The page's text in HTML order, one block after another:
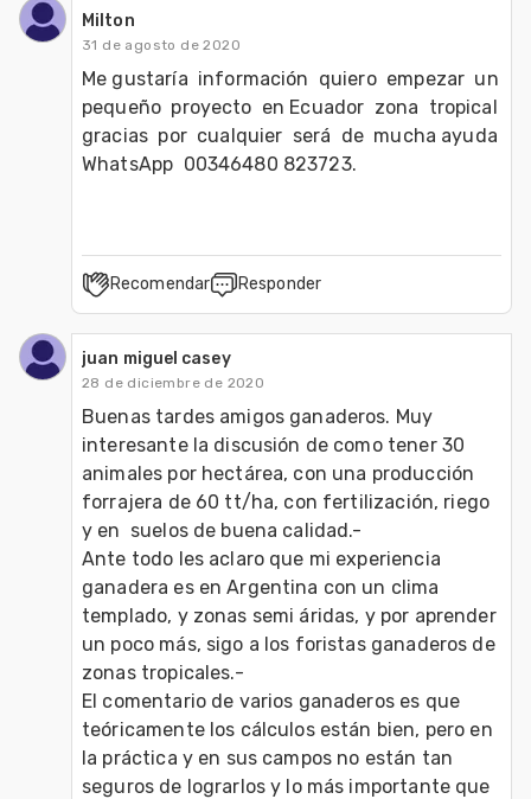
Milton
31 de agosto de 2020
Me gustaría  información  quiero  empezar  un
pequeño  proyecto  en Ecuador  zona  tropical
gracias  por  cualquier  será  de  mucha ayuda
WhatsApp  00346480 823723.
Recomendar Responder
juan miguel casey
28 de diciembre de 2020
Buenas tardes amigos ganaderos. Muy
interesante la discusión de como tener 30
animales por hectárea, con una producción
forrajera de 60 tt/ha, con fertilización, riego
y en  suelos de buena calidad.-
Ante todo les aclaro que mi experiencia
ganadera es en Argentina con un clima
templado, y zonas semi áridas, y por aprender
un poco más, sigo a los foristas ganaderos de
zonas tropicales.-
El comentario de varios ganaderos es que
teóricamente los cálculos están bien, pero en
la práctica y en sus campos no están tan
seguros de lograrlos y lo más importante que